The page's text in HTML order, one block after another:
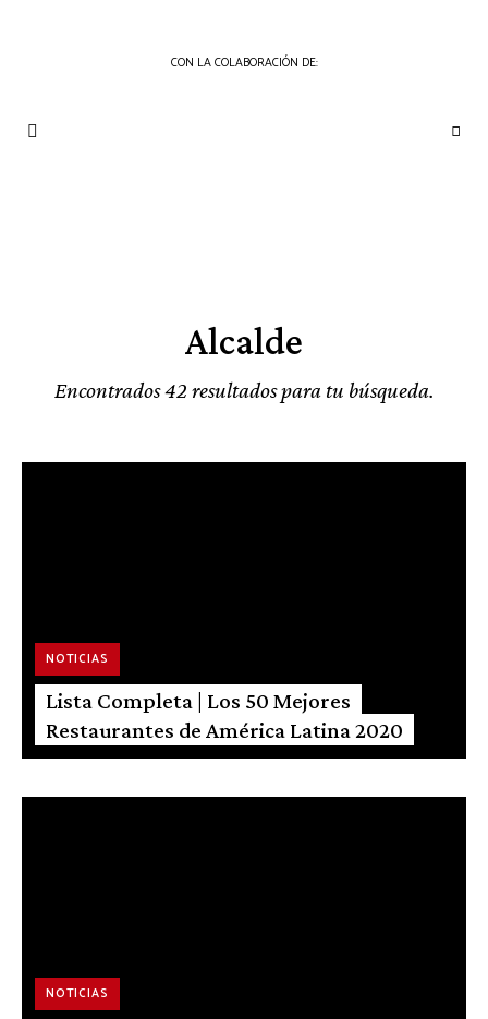
CON LA COLABORACIÓN DE:
Alcalde
Encontrados 42 resultados para tu búsqueda.
NOTICIAS
Lista Completa | Los 50 Mejores
Restaurantes de América Latina 2020
NOTICIAS